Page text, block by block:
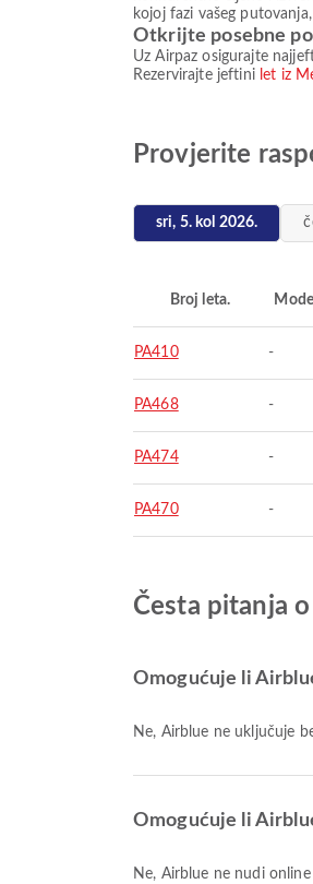
kojoj fazi vašeg
Otkrijte posebne
Uz Airpaz osigurajte
Rezervirajte jeftini let iz
Provjerite
sri, 5. kol 2026.
Broj leta.
PA410 -
PA468 -
PA474 -
PA470 -
Česta pitanja
Omogućuje li
Ne, Airblue ne uključuje
Omogućuje li
Ne, Airblue ne nudi online prijavu za letove iz Međunarodna zračna luka Allama Iqbal. Umjesto toga morat ćete dovršiti postupak prijave u zračnoj luci. Molimo vas da dođete